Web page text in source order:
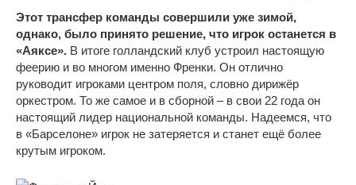
Этот трансфер команды совершили уже зимой,
однако, было принято решение, что игрок останется в
«Аяксе». В итоге голландский клуб устроил настоящую
феерию и во многом именно Френки. Он отлично
руководит игроками центром поля, словно дирижёр
оркестром. То же самое и в сборной – в свои 22 года он
настоящий лидер национальной команды. Надеемся, что
в «Барселоне» игрок не затеряется и станет ещё более
крутым игроком.